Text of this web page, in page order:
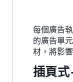
每個廣告
的廣告單
材，將影
插頁式